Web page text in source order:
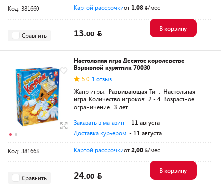
Код: 381660 Картой рассрочкиот 1,08 /мес
Сравнить 13.00
В корзину
Настольная игра Десятое королевство
Взрывной курятник 70030
5.0 1 отзыв
Жанр игры: Развивающая Тип: Настольная
игра Количество игроков: 2 - 4 Возрастное
ограничение: 3 лет
Заказать в магазин - 11 августа
Доставка курьером - 11 августа
Код: 381663 Картой рассрочкиот2,00 /мес
Сравнить 24.00
В корзину